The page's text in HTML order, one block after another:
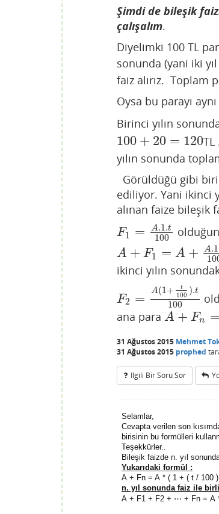
Şimdi de bileşik
çalışalım.
Diyelimki 100 TL
sonunda (yani iki
faiz alırız. Toplam
Oysa bu parayı
Birinci yılın
100 + 20 = 120
100+20 =120
yılın sonunda
Görüldüğü gibi
ediliyor. Yani ikinci
alınan faize bileşik
F1 = A.1.t
100
F1 A.1 .t100
A + F1 = A + A.1
A+ F1 =A+ A.1 .t100 =
ikinci yılın
F2 = A(1+ t
100 ).t
100
F2= A(1 +t100).t100
ana para A + Fn =
A+ Fn =A( +(
31 Ağustos 2015 Mehmet
31 Ağustos 2015 prophed
Ilgili Bir Soru Sor
Selamlar,
Cevapta verilen son
birisinin bu formülleri
Teşekkürler..
Bileşik faizde n. yıl
Yukarıdaki formül :
A + Fn = A * ( 1 + ( t / 100
n. yıl sonunda faiz ile
A + F1 + F2 + ⋯ + Fn = A